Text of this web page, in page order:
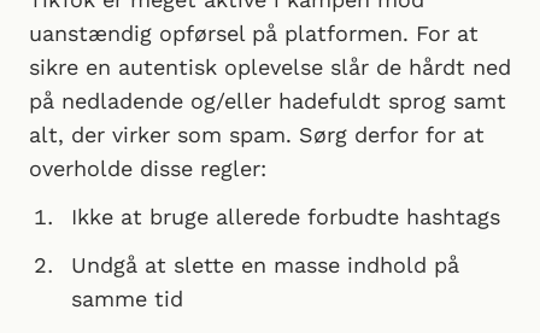
uanstændig opførsel på platformen. For at
sikre en autentisk oplevelse slår de hårdt ned
på nedladende og/eller hadefuldt sprog samt
alt, der virker som spam. Sørg derfor for at
overholde disse regler:
Ikke at bruge allerede forbudte hashtags
Undgå at slette en masse indhold på
samme tid